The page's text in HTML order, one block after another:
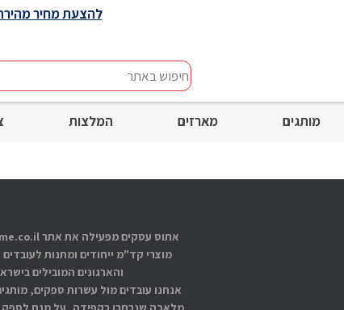
מותגים מארזים המלצות
חיפוש
באתר
להצעת מחיר
מוצרי קד"מ ייחודים ומתנות
והארגונים המובילים
אנחנו עובדים מול עשרות ספקים,